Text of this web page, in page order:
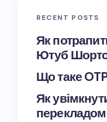
RECENT POSTS
Як
Ютуб
Що таке
Як
перекладом